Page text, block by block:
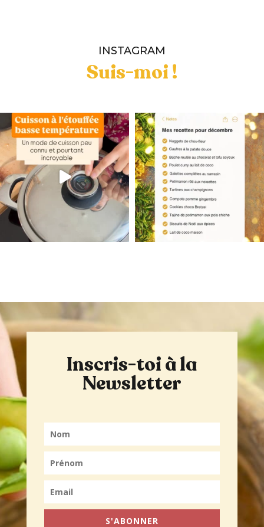
INSTAGRAM
Suis-moi !
Inscris-toi à la
Newsletter
S'ABONNER